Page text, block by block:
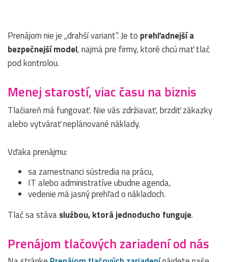
Prenájom nie je „drahší variant“. Je to prehľadnejší a
bezpečnejší model, najmä pre firmy, ktoré chcú mať tlač
pod kontrolou.
Menej starostí, viac času na biznis
Tlačiareň má fungovať. Nie vás zdržiavať, brzdiť zákazky
alebo vytvárať neplánované náklady.
Vďaka prenájmu:
sa zamestnanci sústredia na prácu,
IT alebo administratíve ubudne agenda,
vedenie má jasný prehľad o nákladoch.
Tlač sa stávaslužbou, ktorá jednoducho funguje.
Prenájom tlačových zariadení od nás